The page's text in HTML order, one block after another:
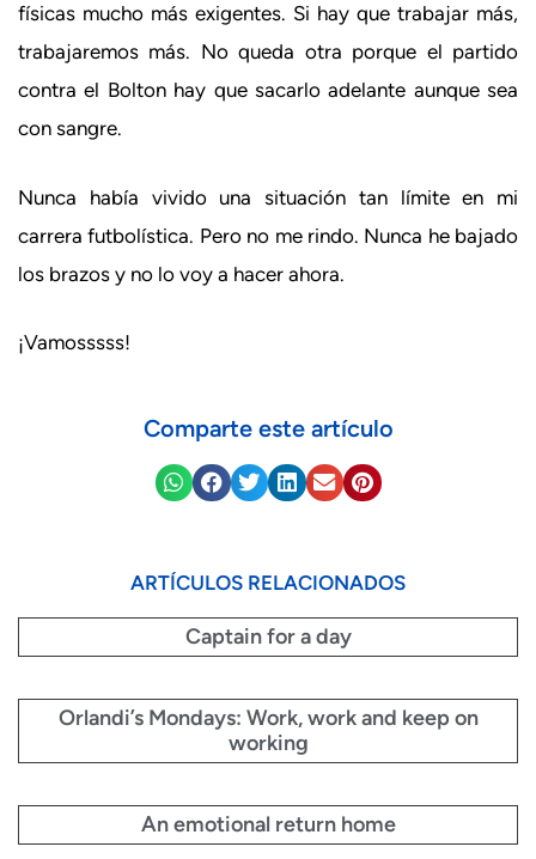
físicas mucho más exigentes. Si hay que trabajar más,
trabajaremos más. No queda otra porque el partido
contra el Bolton hay que sacarlo adelante aunque sea
con sangre.
Nunca había vivido una situación tan límite en mi
carrera futbolística. Pero no me rindo. Nunca he bajado
los brazos y no lo voy a hacer ahora.
¡Vamosssss!
Comparte este artículo
ARTÍCULOS RELACIONADOS
Captain for a day
Orlandi’s Mondays: Work, work and keep on
working
An emotional return home